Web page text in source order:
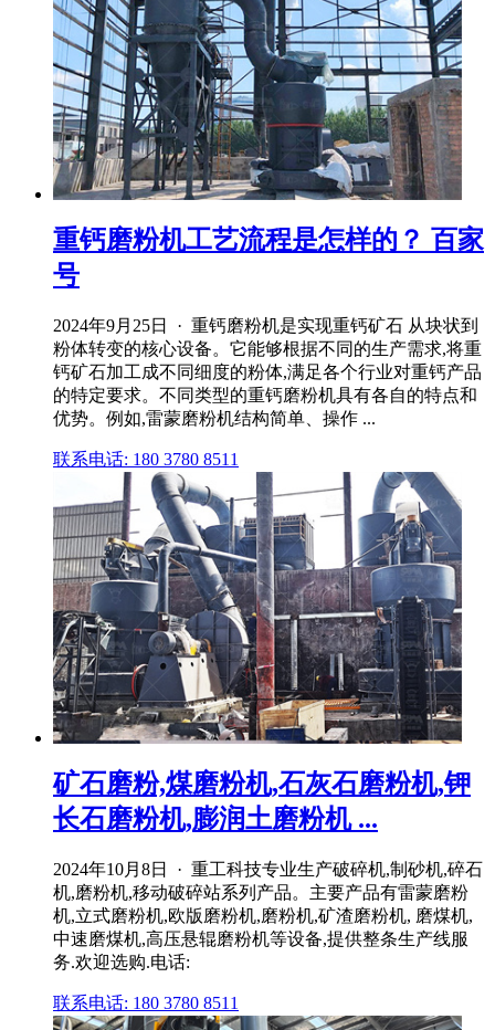
重钙磨粉机工艺流程是怎样的？ 百家
号
2024年9月25日 · 重钙磨粉机是实现重钙矿石 从块状到
粉体转变的核心设备。它能够根据不同的生产需求,将重
钙矿石加工成不同细度的粉体,满足各个行业对重钙产品
的特定要求。不同类型的重钙磨粉机具有各自的特点和
优势。例如,雷蒙磨粉机结构简单、操作 ...
联系电话: 180 3780 8511
矿石磨粉,煤磨粉机,石灰石磨粉机,钾
长石磨粉机,膨润土磨粉机 ...
2024年10月8日 · 重工科技专业生产破碎机,制砂机,碎石
机,磨粉机,移动破碎站系列产品。主要产品有雷蒙磨粉
机,立式磨粉机,欧版磨粉机,磨粉机,矿渣磨粉机, 磨煤机,
中速磨煤机,高压悬辊磨粉机等设备,提供整条生产线服
务.欢迎选购.电话:
联系电话: 180 3780 8511